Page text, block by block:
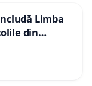
Limba
din